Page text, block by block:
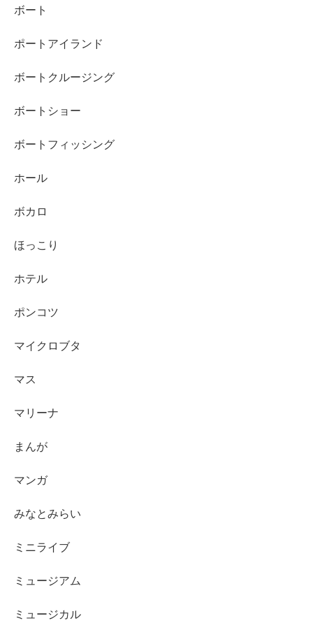
ボート
ポートアイランド
ボートクルージング
ボートショー
ボートフィッシング
ホール
ボカロ
ほっこり
ホテル
ポンコツ
マイクロブタ
マス
マリーナ
まんが
マンガ
みなとみらい
ミニライブ
ミュージアム
ミュージカル